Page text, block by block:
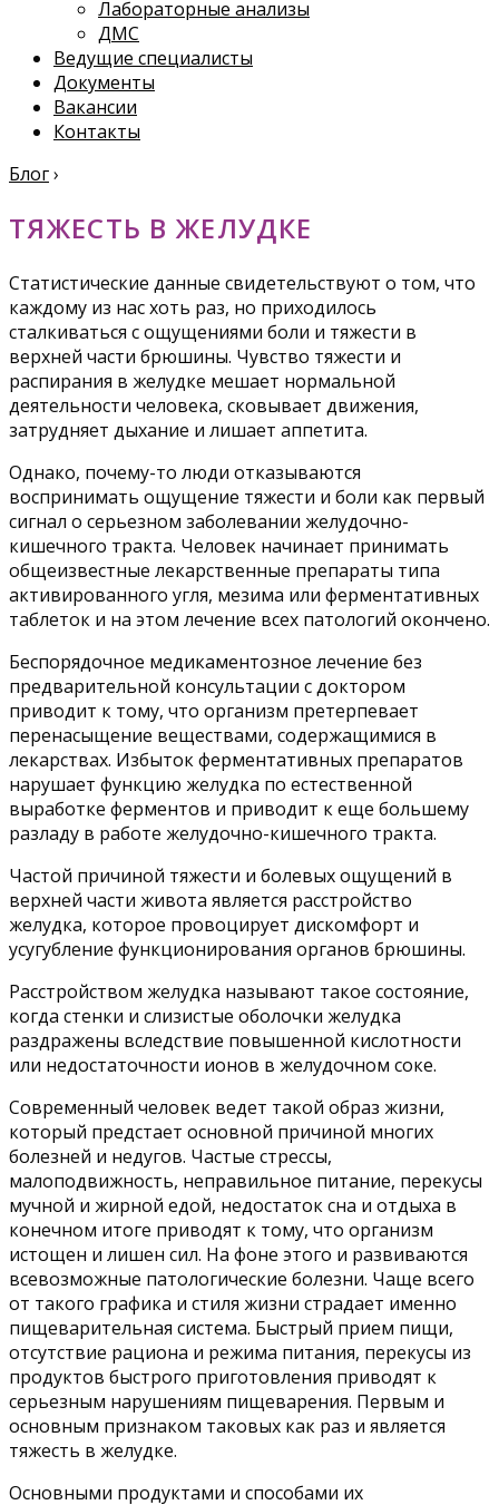
Лабораторные анализы
ДМС
Ведущие специалисты
Документы
Вакансии
Контакты
Блог›
ТЯЖЕСТЬ В ЖЕЛУДКЕ
Статистические данные свидетельствуют о том, что
каждому из нас хоть раз, но приходилось
сталкиваться с ощущениями боли и тяжести в
верхней части брюшины. Чувство тяжести и
распирания в желудке мешает нормальной
деятельности человека, сковывает движения,
затрудняет дыхание и лишает аппетита.
Однако, почему-то люди отказываются
воспринимать ощущение тяжести и боли как первый
сигнал о серьезном заболевании желудочно-
кишечного тракта. Человек начинает принимать
общеизвестные лекарственные препараты типа
активированного угля, мезима или ферментативных
таблеток и на этом лечение всех патологий окончено.
Беспорядочное медикаментозное лечение без
предварительной консультации с доктором
приводит к тому, что организм претерпевает
перенасыщение веществами, содержащимися в
лекарствах. Избыток ферментативных препаратов
нарушает функцию желудка по естественной
выработке ферментов и приводит к еще большему
разладу в работе желудочно-кишечного тракта.
Частой причиной тяжести и болевых ощущений в
верхней части живота является расстройство
желудка, которое провоцирует дискомфорт и
усугубление функционирования органов брюшины.
Расстройством желудка называют такое состояние,
когда стенки и слизистые оболочки желудка
раздражены вследствие повышенной кислотности
или недостаточности ионов в желудочном соке.
Современный человек ведет такой образ жизни,
который предстает основной причиной многих
болезней и недугов. Частые стрессы,
малоподвижность, неправильное питание, перекусы
мучной и жирной едой, недостаток сна и отдыха в
конечном итоге приводят к тому, что организм
истощен и лишен сил. На фоне этого и развиваются
всевозможные патологические болезни. Чаще всего
от такого графика и стиля жизни страдает именно
пищеварительная система. Быстрый прием пищи,
отсутствие рациона и режима питания, перекусы из
продуктов быстрого приготовления приводят к
серьезным нарушениям пищеварения. Первым и
основным признаком таковых как раз и является
тяжесть в желудке.
Основными продуктами и способами их